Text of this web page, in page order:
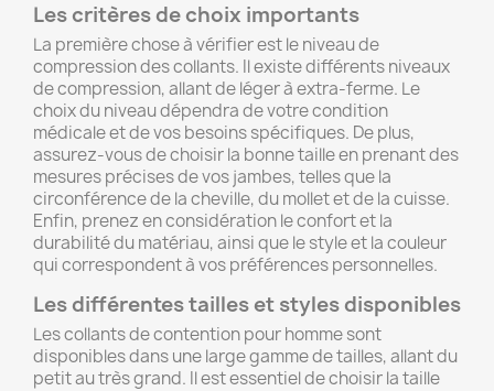
Les critères de choix importants
La première chose à vérifier est le niveau de
compression des collants. Il existe différents niveaux
de compression, allant de léger à extra-ferme. Le
choix du niveau dépendra de votre condition
médicale et de vos besoins spécifiques. De plus,
assurez-vous de choisir la bonne taille en prenant des
mesures précises de vos jambes, telles que la
circonférence de la cheville, du mollet et de la cuisse.
Enfin, prenez en considération le confort et la
durabilité du matériau, ainsi que le style et la couleur
qui correspondent à vos préférences personnelles.
Les différentes tailles et styles disponibles
Les collants de contention pour homme sont
disponibles dans une large gamme de tailles, allant du
petit au très grand. Il est essentiel de choisir la taille